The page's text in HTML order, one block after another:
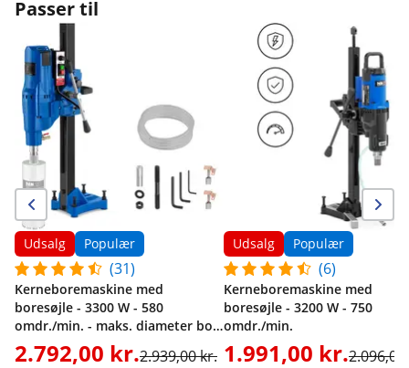
Passer til
Udsalg Populær
(31)
Kerneboremaskine med
boresøjle - 3300 W - 580
omdr./min. - maks. diameter bor
225 mm
2.792,00 kr.2.939,00 kr.
Udsalg Populær
(6)
Kerneboremaskine med
boresøjle - 3200 W - 750
omdr./min.
1.991,00 kr.